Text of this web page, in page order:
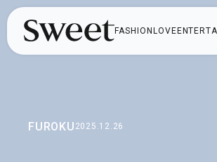
FASHION LOVE
FUROKU 2025.12.26